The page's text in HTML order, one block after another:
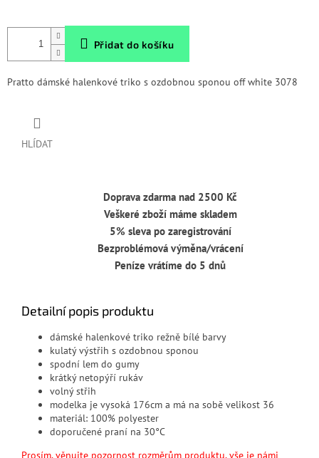
Přidat do košíku
Pratto dámské halenkové triko s ozdobnou sponou off white 3078
HLÍDAT
Doprava zdarma nad 2500 Kč
Veškeré zboží máme skladem
5% sleva po zaregistrování
Bezproblémová výměna/vrácení
Peníze vrátíme do 5 dnů
Detailní popis produktu
dámské halenkové triko režně bílé barvy
kulatý výstřih s ozdobnou sponou
spodní lem do gumy
krátký netopýří rukáv
volný střih
modelka je vysoká 176cm a má na sobě velikost 36
materiál: 100% polyester
doporučené praní na 30°C
Prosím, věnujte pozornost rozměrům produktu, vše je námi